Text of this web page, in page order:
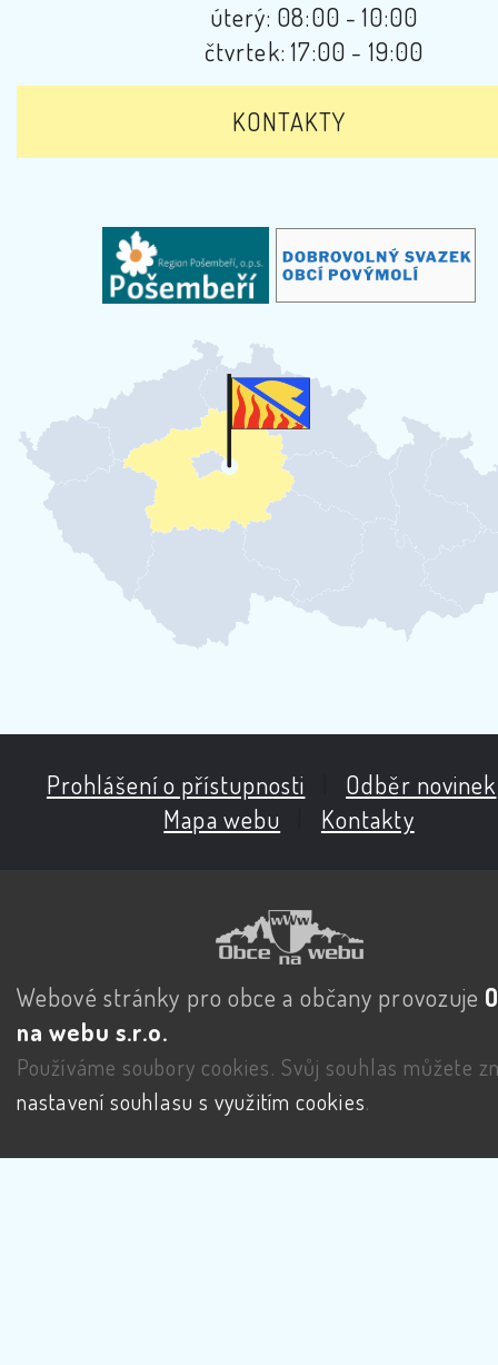
úterý: 08:00 - 10:00
čtvrtek: 17:00 - 19:00
KONTAKTY
Prohlášení o přístupnosti Odběr novinek
Mapa webu
Kontakty
Webové stránky pro obce a občany provozuje
na webu s.r.o.
Používáme soubory cookies. Svůj souhlas můžete
nastavení souhlasu s využitím cookies.